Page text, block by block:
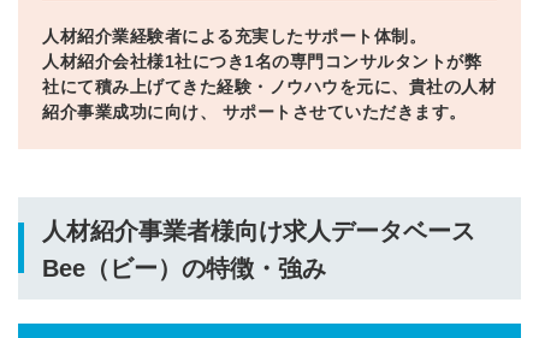
人材紹介業経験者による充実したサポート体制。
人材紹介会社様1社につき1名の専門コンサルタントが弊
社にて積み上げてきた経験・ノウハウを元に、貴社の人材
紹介事業成功に向け、 サポートさせていただきます。
人材紹介事業者様向け求人データベース
Bee（ビー）の特徴・強み